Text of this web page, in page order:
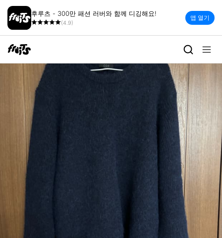
후루츠 - 300만 패션 러버와 함께 디깅해요!
(4.9)
앱 열기